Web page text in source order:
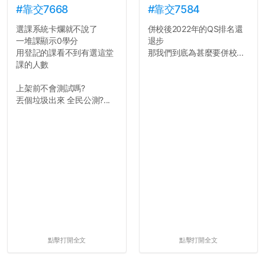
#靠交7668
選課系統卡爛就不說了
一堆課顯示0學分
用登記的課看不到有選這堂
課的人數
上架前不會測試嗎?
丟個垃圾出來 全民公測?...
點擊打開全文
#靠交7584
併校後2022年的QS排名還
退步
那我們到底為甚麼要併校...
點擊打開全文